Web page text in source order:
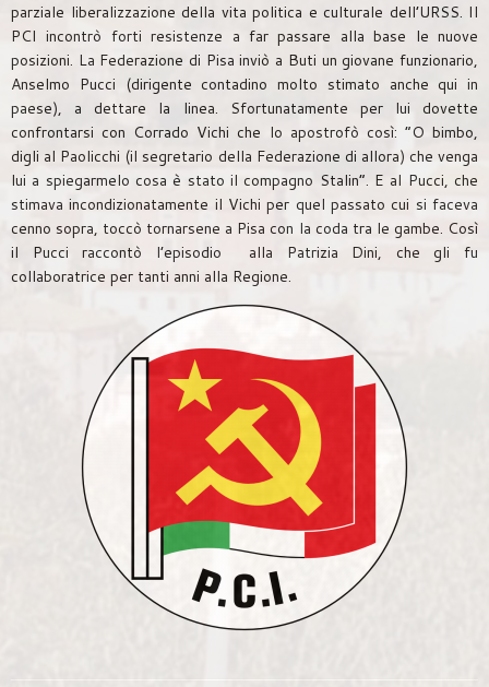
parziale liberalizzazione della vita politica e culturale dell’URSS. Il
PCI incontrò forti resistenze a far passare alla base le nuove
posizioni. La Federazione di Pisa inviò a Buti un giovane funzionario,
Anselmo Pucci (dirigente contadino molto stimato anche qui in
paese), a dettare la linea. Sfortunatamente per lui dovette
confrontarsi con Corrado Vichi che lo apostrofò così: “O bimbo,
digli al Paolicchi (il segretario della Federazione di allora) che venga
lui a spiegarmelo cosa è stato il compagno Stalin”. E al Pucci, che
stimava incondizionatamente il Vichi per quel passato cui si faceva
cenno sopra, toccò tornarsene a Pisa con la coda tra le gambe. Così
il Pucci raccontò l’episodio alla Patrizia Dini, che gli fu
collaboratrice per tanti anni alla Regione.